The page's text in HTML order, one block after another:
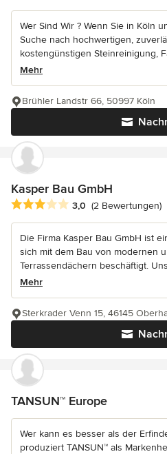
Wer Sind Wir ? Wenn Sie in Köln
Suche nach hochwertigen,
kostengünstigen Steinreinigung,
Mehr
Brühler Landstr 66, 50997 Köln
Kasper Bau GmbH
Durchschnittliche Bewertung: 3
3,0 (2 Bewertungen)
Die Firma Kasper Bau GmbH ist
sich mit dem Bau von modernen
Terrassendächern beschäftigt.
Mehr
Sterkrader Venn 15, 46145
TANSUN™ Europe
Wer kann es besser als der
produziert TANSUN™ als